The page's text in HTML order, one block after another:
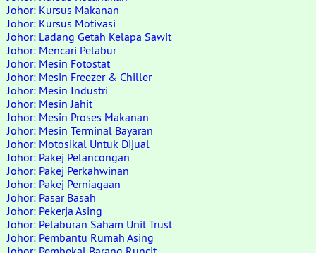
Johor: Kursus Makanan
Johor: Kursus Motivasi
Johor: Ladang Getah Kelapa Sawit
Johor: Mencari Pelabur
Johor: Mesin Fotostat
Johor: Mesin Freezer & Chiller
Johor: Mesin Industri
Johor: Mesin Jahit
Johor: Mesin Proses Makanan
Johor: Mesin Terminal Bayaran
Johor: Motosikal Untuk Dijual
Johor: Pakej Pelancongan
Johor: Pakej Perkahwinan
Johor: Pakej Perniagaan
Johor: Pasar Basah
Johor: Pekerja Asing
Johor: Pelaburan Saham Unit Trust
Johor: Pembantu Rumah Asing